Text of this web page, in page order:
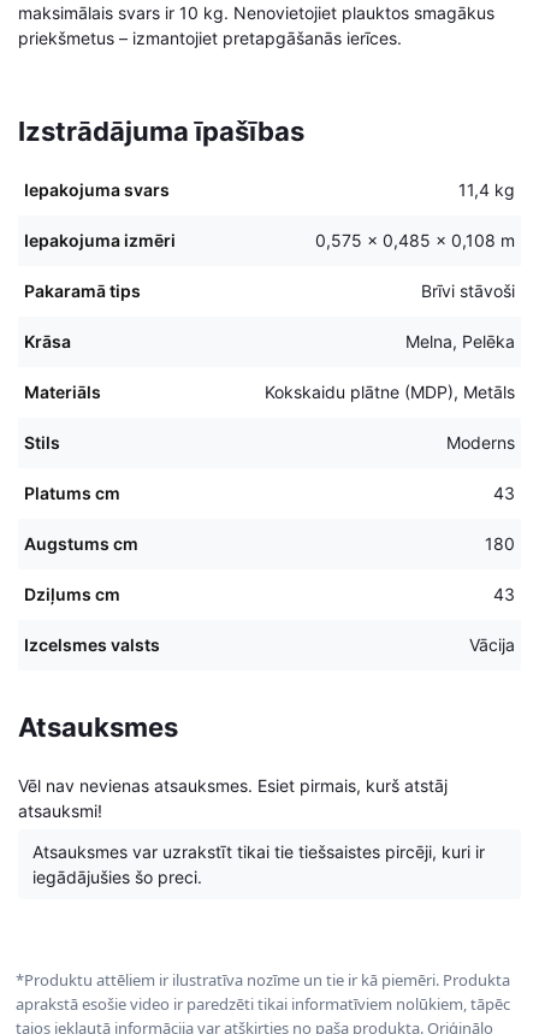
maksimālais svars ir 10 kg. Nenovietojiet plauktos smagākus
priekšmetus – izmantojiet pretapgāšanās ierīces.
Izstrādājuma īpašības
Iepakojuma svars 11,4 kg
Iepakojuma izmēri 0,575 × 0,485 × 0,108 m
Pakaramā tips Brīvi stāvoši
Krāsa Melna, Pelēka
Materiāls Kokskaidu plātne (MDP), Metāls
Stils Moderns
Platums cm 43
Augstums cm 180
Dziļums cm 43
Izcelsmes valsts Vācija
Atsauksmes
Vēl nav nevienas atsauksmes. Esiet pirmais, kurš atstāj
atsauksmi!
Atsauksmes var uzrakstīt tikai tie tiešsaistes pircēji, kuri ir
iegādājušies šo preci.
*Produktu attēliem ir ilustratīva nozīme un tie ir kā piemēri. Produkta
aprakstā esošie video ir paredzēti tikai informatīviem nolūkiem, tāpēc
tajos iekļautā informācija var atšķirties no paša produkta. Oriģinālo